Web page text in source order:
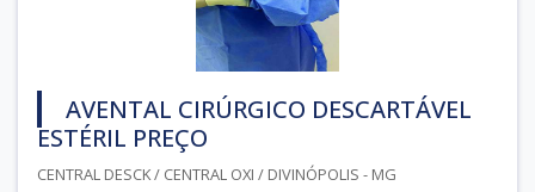
AVENTAL CIRÚRGICO DESCARTÁVEL
ESTÉRIL PREÇO
CENTRAL DESCK / CENTRAL OXI / DIVINÓPOLIS - MG